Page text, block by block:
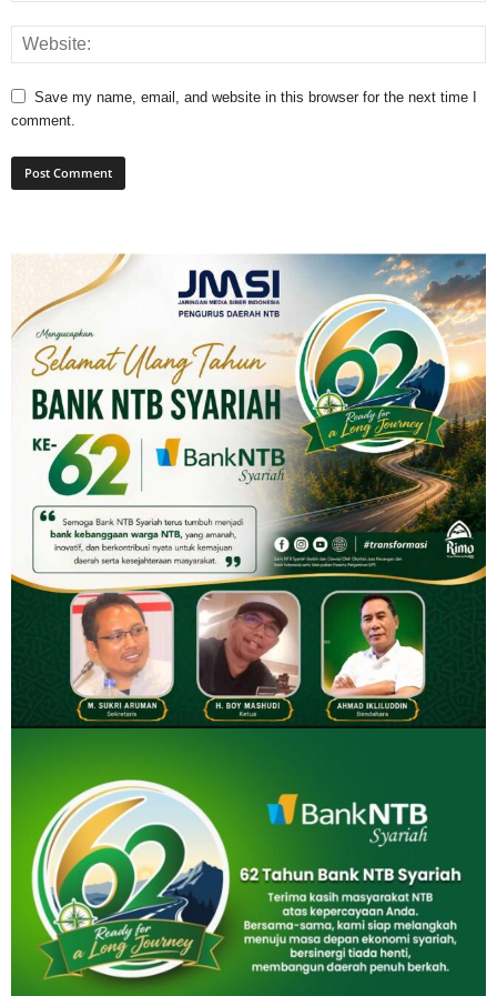
Save my name, email, and website in this browser for the next time I
comment.